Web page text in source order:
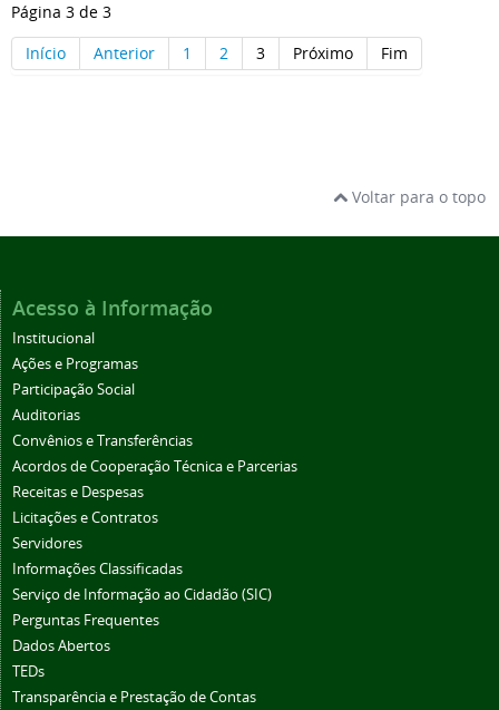
Página 3 de 3
Início
Anterior 1 2 3 Próximo Fim
Voltar para o topo
Acesso à Informação
Institucional
Ações e Programas
Participação Social
Auditorias
Convênios e Transferências
Acordos de Cooperação Técnica e Parcerias
Receitas e Despesas
Licitações e Contratos
Servidores
Informações Classificadas
Serviço de Informação ao Cidadão (SIC)
Perguntas Frequentes
Dados Abertos
TEDs
Transparência e Prestação de Contas